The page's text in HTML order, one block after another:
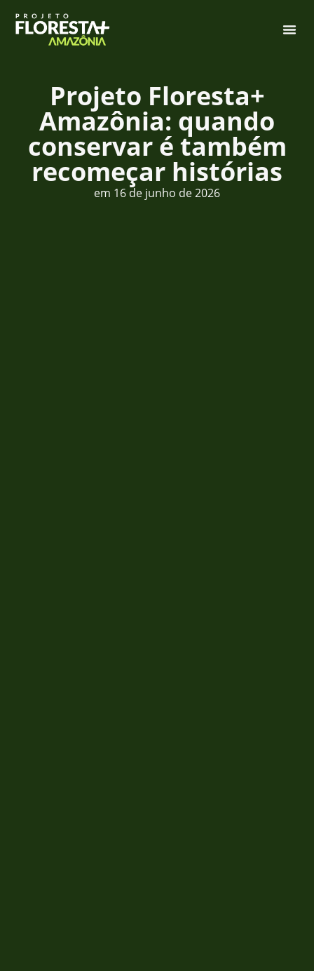
Projeto Floresta+
Amazônia: quando
conservar é também
recomeçar histórias
em 16 de junho de 2026